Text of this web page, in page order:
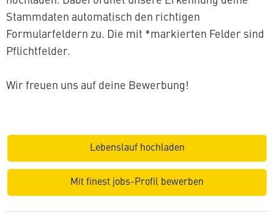
Stammdaten automatisch den richtigen
Formularfeldern zu. Die mit *markierten Felder sind
Pflichtfelder.
Wir freuen uns auf deine Bewerbung!
Lebenslauf hochladen
Mit finest jobs-Profil bewerben